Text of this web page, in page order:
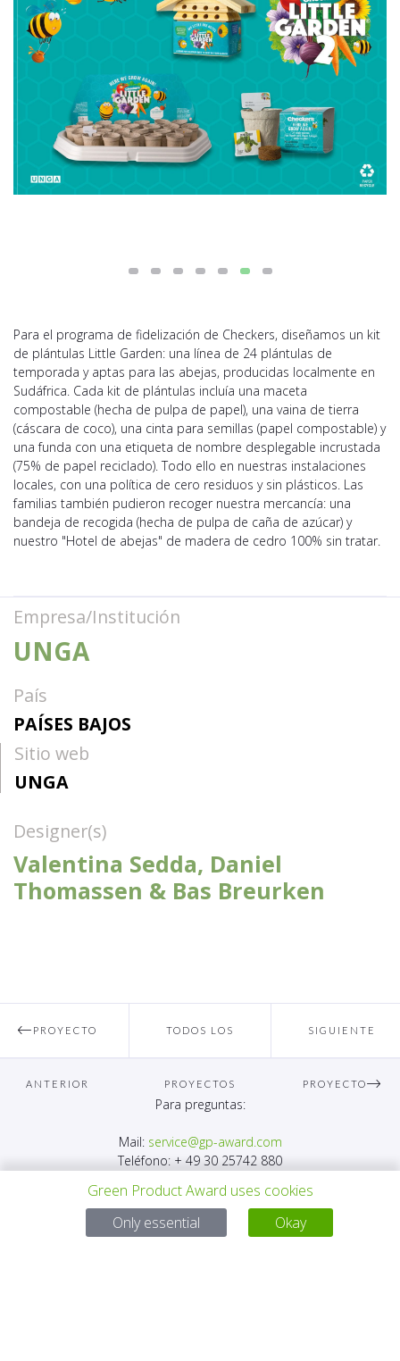
Para el programa de fidelización de Checkers, diseñamos un kit
de plántulas Little Garden: una línea de 24 plántulas de
temporada y aptas para las abejas, producidas localmente en
Sudáfrica. Cada kit de plántulas incluía una maceta
compostable (hecha de pulpa de papel), una vaina de tierra
(cáscara de coco), una cinta para semillas (papel compostable) y
una funda con una etiqueta de nombre desplegable incrustada
(75% de papel reciclado). Todo ello en nuestras instalaciones
locales, con una política de cero residuos y sin plásticos. Las
familias también pudieron recoger nuestra mercancía: una
bandeja de recogida (hecha de pulpa de caña de azúcar) y
nuestro "Hotel de abejas" de madera de cedro 100% sin tratar.
Empresa/Institución
UNGA
País
PAÍSES BAJOS
Sitio web
UNGA
Designer(s)
Valentina Sedda, Daniel
Thomassen & Bas Breurken
PROYECTO
ANTERIOR
TODOS LOS
PROYECTOS
SIGUIENTE
PROYECTO
Para preguntas:
Mail: service@gp-award.com
Teléfono: + 49 30 25742 880
Green Product Award uses cookies
Only essential
Okay